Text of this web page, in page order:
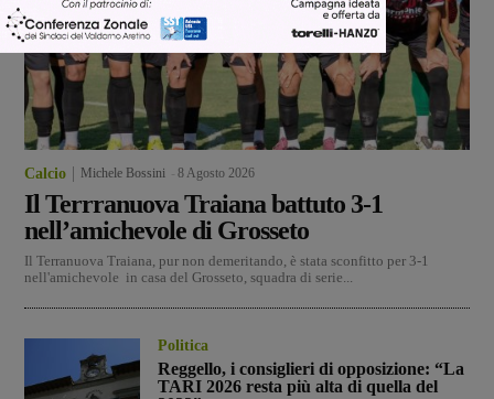
Calcio Michele Bossini 8 Agosto 2026
Il Terrranuova Traiana battuto 3-1
nell’amichevole di Grosseto
Il Terranuova Traiana, pur non demeritando, è stata sconfitto per 3-1
nell'amichevole in casa del Grosseto, squadra di serie...
Politica
Reggello, i consiglieri di opposizione: “La
TARI 2026 resta più alta di quella del